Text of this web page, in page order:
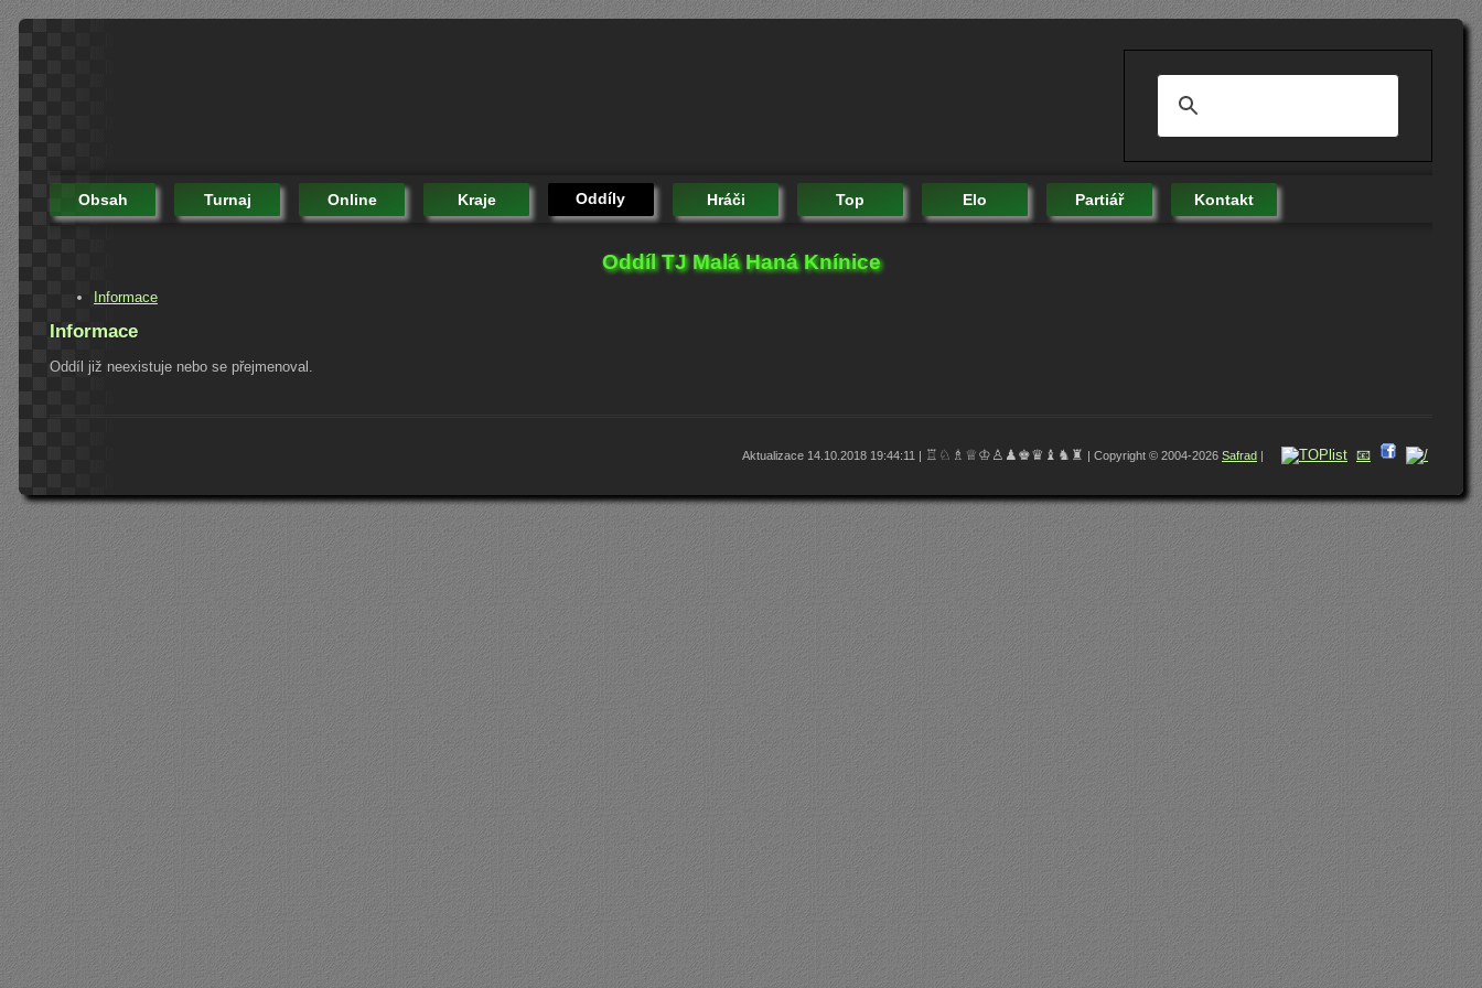
Obsah Turnaj Online Kraje Oddíly Hráči Top Elo Partiář Kontakt
Oddíl TJ Malá Haná Knínice
Informace
Informace
Oddíl již neexistuje nebo se přejmenoval.
Aktualizace 14.10.2018 19:44:11 | ♖♘♗♕♔♙♟♚♛♝♞♜ | Copyright © 2004-2026 Safrad | 📧